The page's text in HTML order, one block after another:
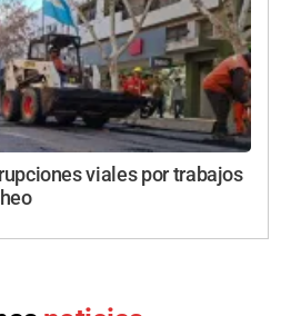
viales por trabajos